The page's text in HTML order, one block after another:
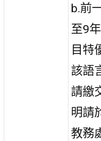
b.前
至9
目特
該語
請繳
明請
教務